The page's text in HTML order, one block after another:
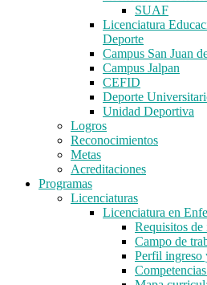
SUAF
Licenciatura
Deporte
Campus San Juan
Campus Jalpan
CEFID
Deporte
Unidad Deportiva
Logros
Reconocimientos
Metas
Acreditaciones
Programas
Licenciaturas
Licenciatura en
Requisitos de
Campo de
Perfil ingreso